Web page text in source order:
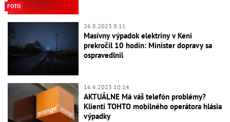
FOTO
26.8.2023 8:11
Masívny výpadok elektriny v Keni
prekročil 10 hodín: Minister dopravy sa
ospravedlnil
16.6.2023 10:14
AKTUÁLNE Má váš telefón problémy?
Klienti TOHTO mobilného operátora hlásia
výpadky